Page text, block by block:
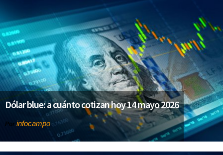
Dólar blue: a cuánto cotizan hoy 14 mayo 2026
Por infocampo